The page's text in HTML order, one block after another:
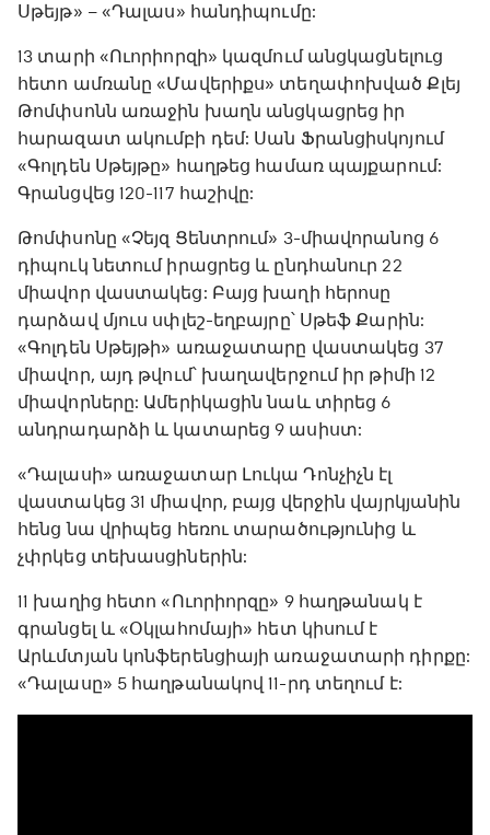
Սթեյթ» – «Դալաս» հանդիպումը:
13 տարի «Ուորիորզի» կազմում անցկացնելուց
հետո ամռանը «Մավերիքս» տեղափոխված Քլեյ
Թոմփսոնն առաջին խաղն անցկացրեց իր
հարազատ ակումբի դեմ: Սան Ֆրանցիսկոյում
«Գոլդեն Սթեյթը» հաղթեց համառ պայքարում:
Գրանցվեց 120-117 հաշիվը:
Թոմփսոնը «Չեյզ Ցենտրում» 3-միավորանոց 6
դիպուկ նետում իրացրեց և ընդհանուր 22
միավոր վաստակեց: Բայց խաղի հերոսը
դարձավ մյուս սփլեշ-եղբայրը՝ Սթեֆ Քարին:
«Գոլդեն Սթեյթի» առաջատարը վաստակեց 37
միավոր, այդ թվում՝ խաղավերջում իր թիմի 12
միավորները: Ամերիկացին նաև տիրեց 6
անդրադարձի և կատարեց 9 ասիստ:
«Դալասի» առաջատար Լուկա Դոնչիչն էլ
վաստակեց 31 միավոր, բայց վերջին վայրկյանին
հենց նա վրիպեց հեռու տարածությունից և
չփրկեց տեխասցիներին:
11 խաղից հետո «Ուորիորզը» 9 հաղթանակ է
գրանցել և «Օկլահոմայի» հետ կիսում է
Արևմտյան կոնֆերենցիայի առաջատարի դիրքը:
«Դալասը» 5 հաղթանակով 11-րդ տեղում է: